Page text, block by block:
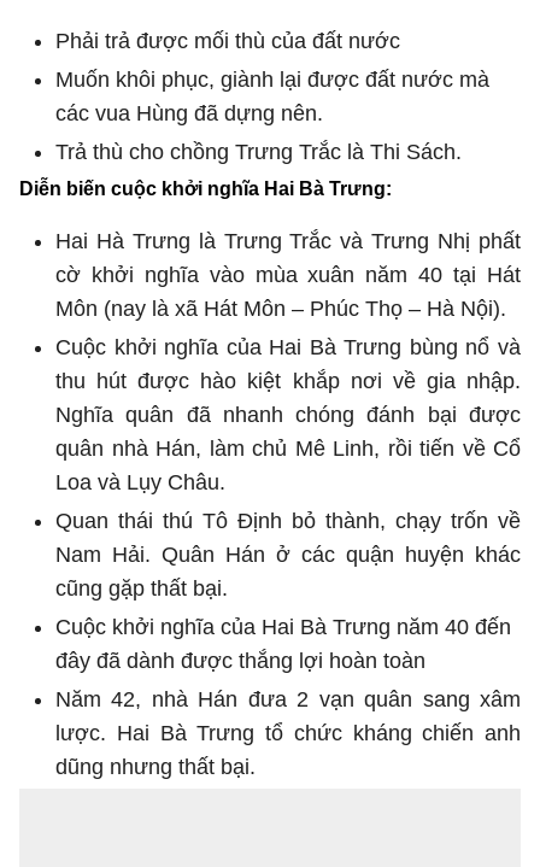
Phải trả được mối thù của đất nước
Muốn khôi phục, giành lại được đất nước mà
các vua Hùng đã dựng nên.
Trả thù cho chồng Trưng Trắc là Thi Sách.
Diễn biến cuộc khởi nghĩa Hai Bà Trưng:
Hai Hà Trưng là Trưng Trắc và Trưng Nhị phất
cờ khởi nghĩa vào mùa xuân năm 40 tại Hát
Môn (nay là xã Hát Môn – Phúc Thọ – Hà Nội).
Cuộc khởi nghĩa của Hai Bà Trưng bùng nổ và
thu hút được hào kiệt khắp nơi về gia nhập.
Nghĩa quân đã nhanh chóng đánh bại được
quân nhà Hán, làm chủ Mê Linh, rồi tiến về Cổ
Loa và Lụy Châu.
Quan thái thú Tô Định bỏ thành, chạy trốn về
Nam Hải. Quân Hán ở các quận huyện khác
cũng gặp thất bại.
Cuộc khởi nghĩa của Hai Bà Trưng năm 40 đến
đây đã dành được thắng lợi hoàn toàn
Năm 42, nhà Hán đưa 2 vạn quân sang xâm
lược. Hai Bà Trưng tổ chức kháng chiến anh
dũng nhưng thất bại.